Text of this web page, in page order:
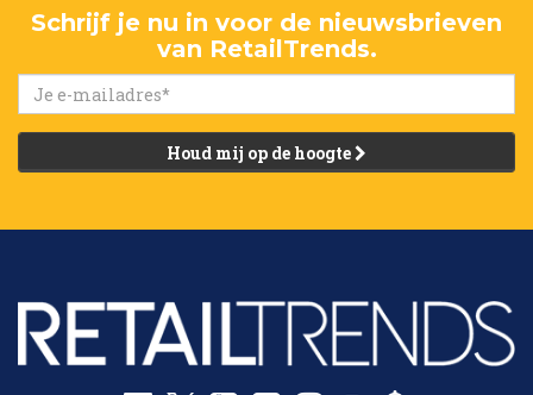
Schrijf je nu in voor de nieuwsbrieven
van RetailTrends.
Houd mij op de hoogte